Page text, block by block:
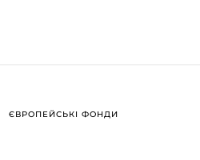
ЄВРОПЕЙСЬКІ ФОНДИ